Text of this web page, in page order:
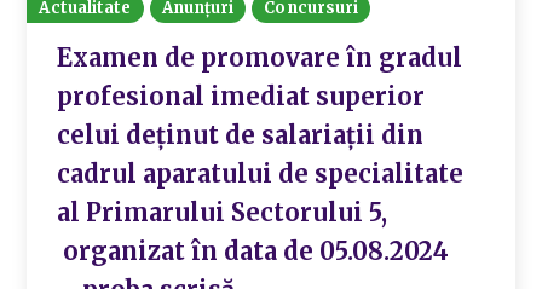
Actualitate Anunțuri Concursuri
Examen de promovare în gradul
profesional imediat superior
celui deținut de salariații din
cadrul aparatului de specialitate
al Primarului Sectorului 5,
organizat în data de 05.08.2024